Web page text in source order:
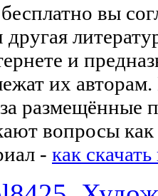
вы
и
их
размещённые
вопросы как
- как